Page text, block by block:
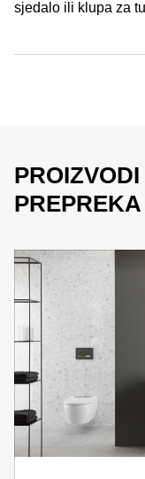
sjedalo ili klupa za
PREPREKA